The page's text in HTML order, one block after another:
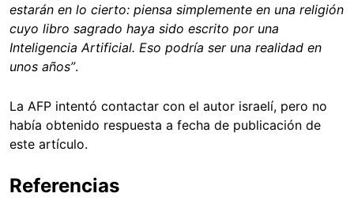
estarán en lo cierto: piensa simplemente en una religión
cuyo libro sagrado haya sido escrito por una
Inteligencia Artificial. Eso podría ser una realidad en
unos años”.
La AFP intentó contactar con el autor israelí, pero no
había obtenido respuesta a fecha de publicación de
este artículo.
Referencias